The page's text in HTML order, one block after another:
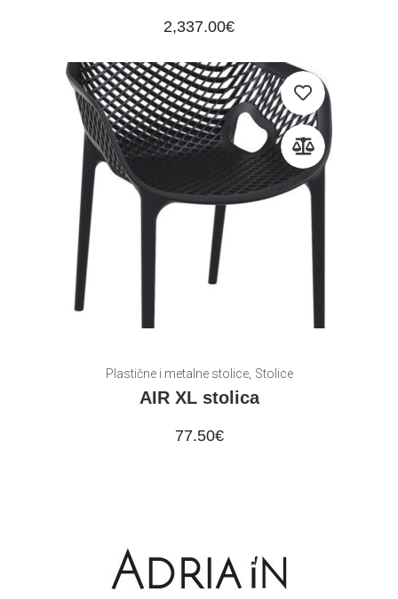
2,337.00€
Plastične i metalne stolice, Stolice
AIR XL stolica
77.50€